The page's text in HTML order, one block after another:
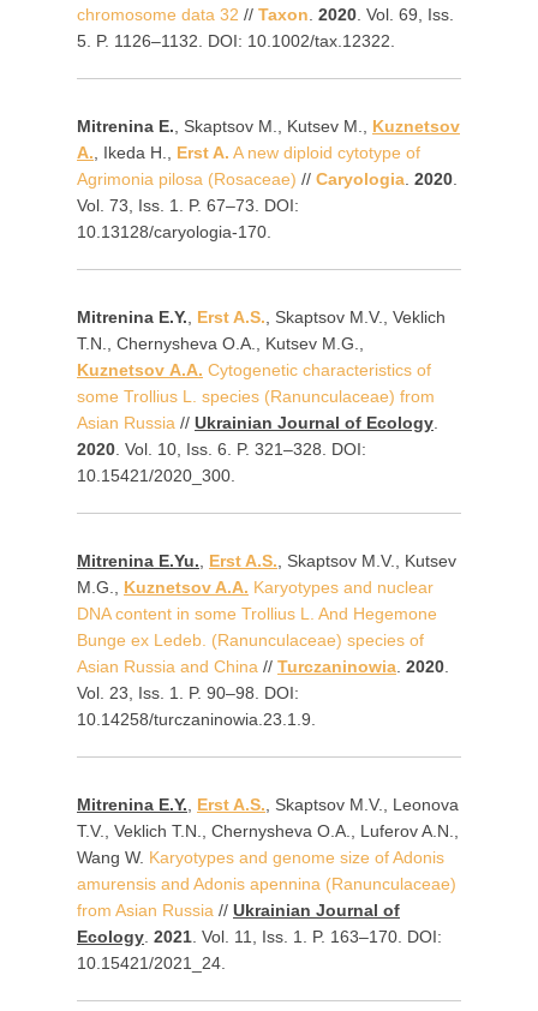
chromosome data 32 // Taxon. 2020. Vol. 69, Iss.
5. P. 1126–1132. DOI: 10.1002/tax.12322.
Mitrenina E., Skaptsov M., Kutsev M., Kuznetsov
A., Ikeda H., Erst A. A new diploid cytotype of
Agrimonia pilosa (Rosaceae) // Caryologia. 2020.
Vol. 73, Iss. 1. P. 67–73. DOI:
10.13128/caryologia-170.
Mitrenina E.Y., Erst A.S., Skaptsov M.V., Veklich
T.N., Chernysheva O.A., Kutsev M.G.,
Kuznetsov A.A. Cytogenetic characteristics of
some Trollius L. species (Ranunculaceae) from
Asian Russia // Ukrainian Journal of Ecology.
2020. Vol. 10, Iss. 6. P. 321–328. DOI:
10.15421/2020_300.
Mitrenina E.Yu., Erst A.S., Skaptsov M.V., Kutsev
M.G., Kuznetsov A.A. Karyotypes and nuclear
DNA content in some Trollius L. And Hegemone
Bunge ex Ledeb. (Ranunculaceae) species of
Asian Russia and China // Turczaninowia. 2020.
Vol. 23, Iss. 1. P. 90–98. DOI:
10.14258/turczaninowia.23.1.9.
Mitrenina E.Y., Erst A.S., Skaptsov M.V., Leonova
T.V., Veklich T.N., Chernysheva O.A., Luferov A.N.,
Wang W. Karyotypes and genome size of Adonis
amurensis and Adonis apennina (Ranunculaceae)
from Asian Russia // Ukrainian Journal of
Ecology. 2021. Vol. 11, Iss. 1. P. 163–170. DOI:
10.15421/2021_24.